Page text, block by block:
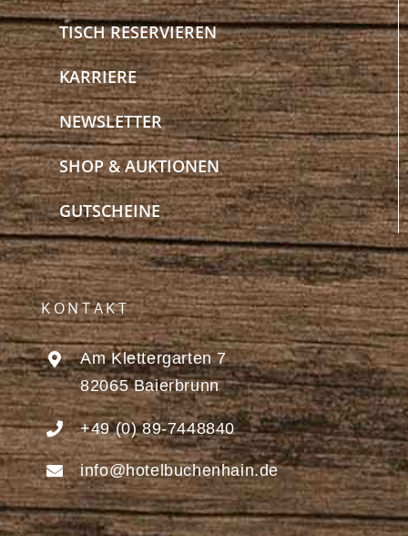
TISCH RESERVIEREN
KARRIERE
NEWSLETTER
SHOP & AUKTIONEN
GUTSCHEINE
KONTAKT
Am Klettergarten 7
82065 Baierbrunn
+49 (0) 89-7448840
info@hotelbuchenhain.de